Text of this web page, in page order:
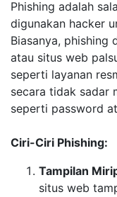
Phishing adalah
digunakan hacker
Biasanya, phishing
atau situs web
seperti layanan
secara tidak sadar
seperti password
Ciri-Ciri Phishing:
Tampilan
situs web